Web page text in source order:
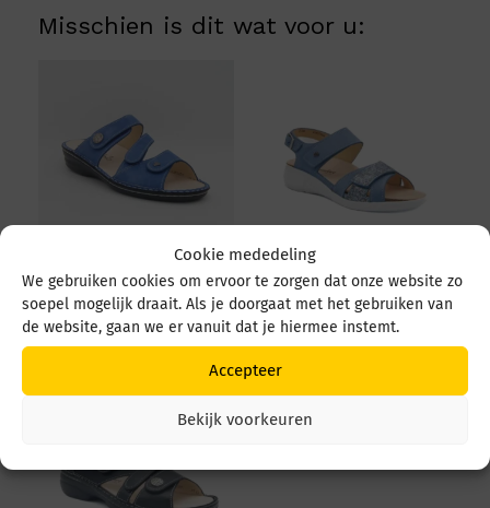
Cookie mededeling
We gebruiken cookies om ervoor te zorgen dat onze website zo
soepel mogelijk draait. Als je doorgaat met het gebruiken van
de website, gaan we er vanuit dat je hiermee instemt.
Accepteer
Bekijk voorkeuren
Misschien is dit wat voor u:
Finn Comfort Lazise
3430 373389
€144,95
Finn Comfort Nadi
03351
€